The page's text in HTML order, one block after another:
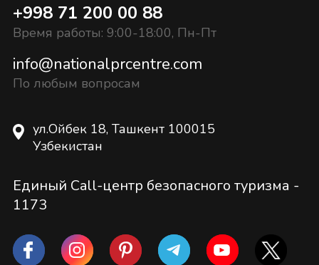
+998 71 200 00 88
Время работы: 9:00-18:00, Пн-Пт
info@nationalprcentre.com
По любым вопросам
ул.Ойбек 18, Ташкент 100015
Узбекистан
Единый Call-центр безопасного туризма -
1173